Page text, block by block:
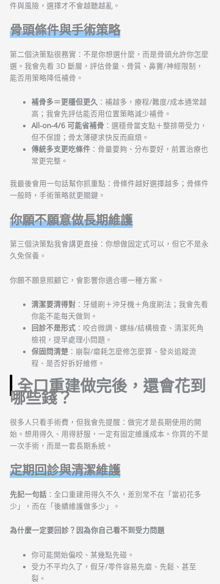
件與風險，選擇才不會越聽越亂。
骨頭條件與手術策略
第二個決策點很務實：不是你想選什麼，而是骨頭允許你怎麼
選。我會先看 3D 斷層，評估骨量、骨質、鼻竇/神經限制，
能否用策略降低補骨。
補骨多＝更穩但更久 ：補越多，療程/難度/成本通常越
高；我會先評估能否用位置策略減少補骨。
All-on-4/6 可能省補骨 ：選穩骨當支點＋整排帶受力，
但不保證；骨太薄硬求快反而麻煩。
傳統多支更吃條件：骨量要夠、分布要好，前置治療也
常更完整。
我最後會用一句話幫你抓重點：骨條件越好選擇越多；骨條件
一般時，手術策略就更關鍵。
你願不願意做長期維護
第三個決策點我會講更直接：你想做固定式可以，但它不是永
久免保養。
你願不願意照顧它，會影響你適合哪一種方案。
清潔要清得對：牙縫刷＋沖牙機＋角度刷法；我會先看
你能不能每天做到。
回診不是形式：咬合微調、螺絲/結構檢查、清潔死角
檢視，提早處理小問題。
保固問清楚 ：崩裂/磨耗怎麼修怎麼算、發炎追蹤流
程、是否好拆好維修。
全口重建做完後，還會花到
哪些錢？
很多人只看手術費，但我會先提醒：做完才是長期使用的開
始。想用得久、用得舒服，一定有固定維護成本。你買的不是
一次手術，而是一套長期系統。
定期回診與清潔維護
先記一句話 ：全口重建用得久不久，差別常不在「當初花多
少」，而在「後續維護做多少」。
為什麼一定要回診？因為你自己看不到受力問題
你可能開始偏咬、某幾點先碰。
受力不平均久了，假牙/零件容易先磨、先鬆、甚至
裂。